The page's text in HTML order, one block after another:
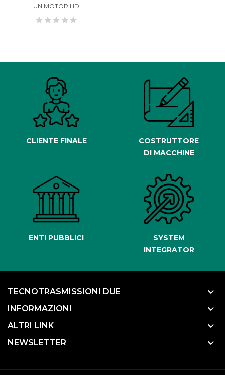
UNIMOTOR HD
CLIENTE FINALE
COSTRUTTORE
DI MACCHINE
ENTI PUBBLICI
SYSTEM
INTEGRATOR
TECNOTRASMISSIONI DUE keyboard_arrow_down
INFORMAZIONI keyboard_arrow_down
ALTRI LINK keyboard_arrow_down
NEWSLETTER keyboard_arrow_down